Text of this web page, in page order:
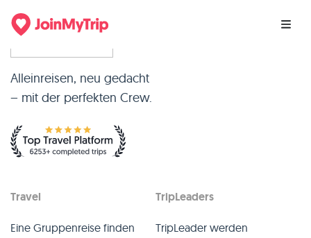
Alleinreisen, neu gedacht
– mit der perfekten Crew.
Travel
Eine Gruppenreise finden
TripLeaders
TripLeader werden